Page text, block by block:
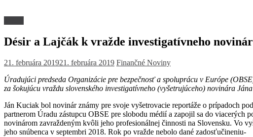
Désir a Lajčák k vražde investigatívneho
21. februára 201921. februára 2019 Finančné Noviny
Úradujúci predseda Organizácie pre bezpečnosť a spoluprácu v Európe
za šokujúcu vraždu slovenského investigatívneho (vyšetrujúceho) novinára
Ján Kuciak bol novinár známy pre svoje vyšetrovacie reportáže o prípadoch
partnerom Úradu zástupcu OBSE pre slobodu médií a zapojil sa do
novinárom zavraždeným kvôli jeho profesionálnej činnosti na Slovensku. Vo
jeho snúbenca v septembri 2018. Rok po vražde nebolo dané zadosťučineniu-